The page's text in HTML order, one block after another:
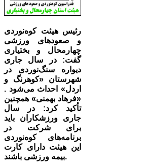
رئیس هیئت کوه‌نوردی
و صعودهای ورزشی
چهارمحال و بختیاری
گفت: در سال جاری
دیواره سنگ‌نوردی در
شهرستان «کوهرنگ و
اردل» احداث می‌شود .
«فرهاد بهمنی» همچنین
تأکید کرد: در سال
جاری ورزشکاران باید
برای شرکت در
برنامه‌های کوه‌نوردی
این هیئت دارای کارت
بیمه ورزشی باشند.